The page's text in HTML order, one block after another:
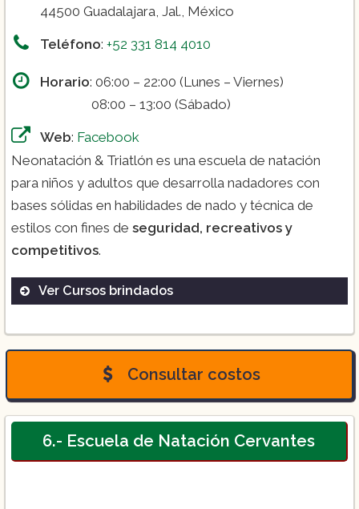
44500 Guadalajara, Jal., México
Teléfono: +52 331 814 4010
Horario: 06:00 – 22:00 (Lunes – Viernes)
08:00 – 13:00 (Sábado)
Web: Facebook
Neonatación & Triatlón es una escuela de natación
para niños y adultos que desarrolla nadadores con
bases sólidas en habilidades de nado y técnica de
estilos con fines de seguridad, recreativos y
competitivos.
Ver Cursos brindados
Consultar costos
6.- Escuela de Natación Cervantes